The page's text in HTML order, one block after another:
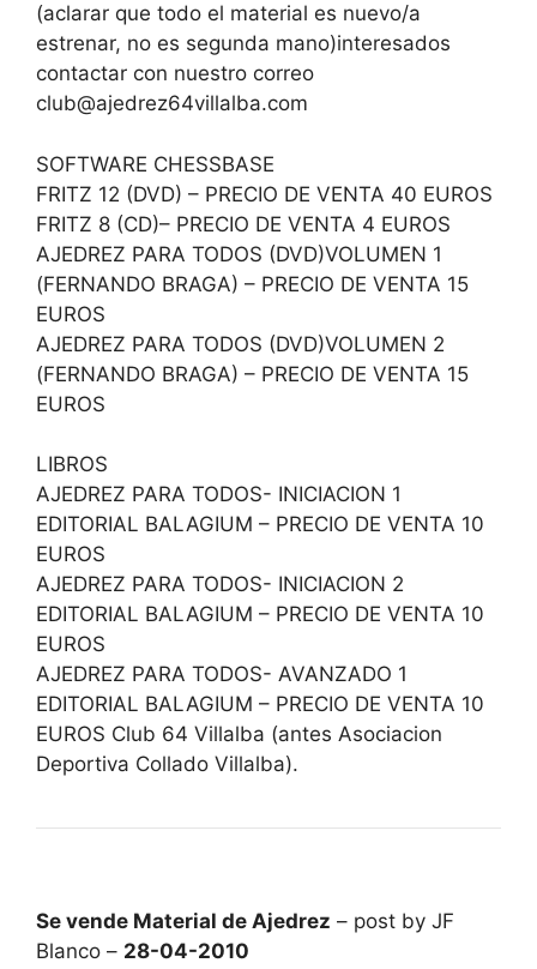
(aclarar que todo el material es nuevo/a
estrenar, no es segunda mano)interesados
contactar con nuestro correo
club@ajedrez64villalba.com
SOFTWARE CHESSBASE
FRITZ 12 (DVD) – PRECIO DE VENTA 40 EUROS
FRITZ 8 (CD)– PRECIO DE VENTA 4 EUROS
AJEDREZ PARA TODOS (DVD)VOLUMEN 1
(FERNANDO BRAGA) – PRECIO DE VENTA 15
EUROS
AJEDREZ PARA TODOS (DVD)VOLUMEN 2
(FERNANDO BRAGA) – PRECIO DE VENTA 15
EUROS
LIBROS
AJEDREZ PARA TODOS- INICIACION 1
EDITORIAL BALAGIUM – PRECIO DE VENTA 10
EUROS
AJEDREZ PARA TODOS- INICIACION 2
EDITORIAL BALAGIUM – PRECIO DE VENTA 10
EUROS
AJEDREZ PARA TODOS- AVANZADO 1
EDITORIAL BALAGIUM – PRECIO DE VENTA 10
EUROS Club 64 Villalba (antes Asociacion
Deportiva Collado Villalba).
Se vende Material de Ajedrez – post by JF
Blanco – 28-04-2010